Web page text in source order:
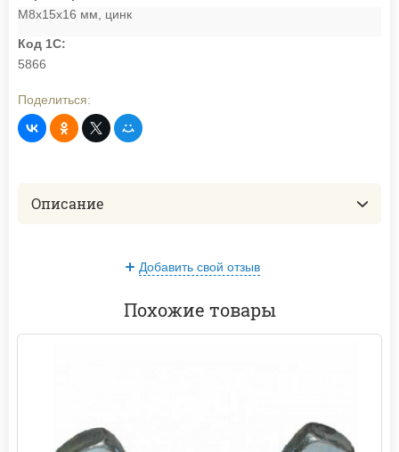
М8х15х16 мм, цинк
Код 1С:
5866
Поделиться:
Описание
Добавить свой отзыв
Похожие товары